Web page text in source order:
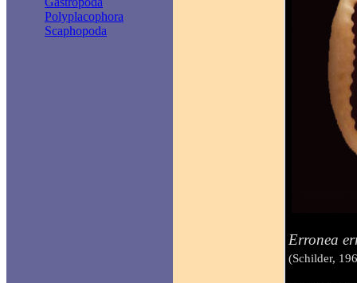
Polyplacophora
Scaphopoda
Erronea
(Schilder,